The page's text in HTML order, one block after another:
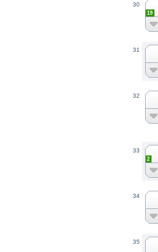
30
19
31
32
33
2
34
35